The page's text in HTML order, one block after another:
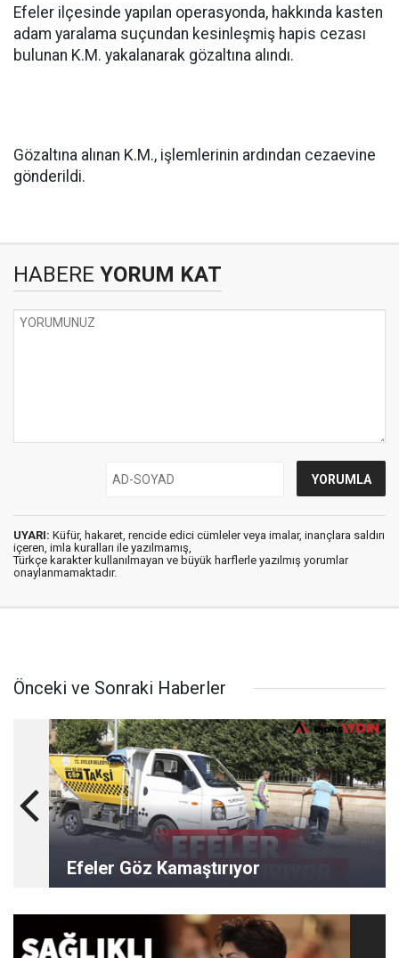
Efeler ilçesinde yapılan operasyonda, hakkında kasten
adam yaralama suçundan kesinleşmiş hapis cezası
bulunan K.M. yakalanarak gözaltına alındı.
Gözaltına alınan K.M., işlemlerinin ardından cezaevine
gönderildi.
HABERE YORUM KAT
UYARI: Küfür, hakaret, rencide edici cümleler veya imalar, inançlara saldırı
içeren, imla kuralları ile yazılmamış,
Türkçe karakter kullanılmayan ve büyük harflerle yazılmış yorumlar
onaylanmamaktadır.
Önceki ve Sonraki Haberler
Efeler Göz Kamaştırıyor